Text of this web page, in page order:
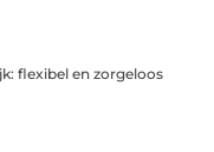
flexibel en zorgeloos